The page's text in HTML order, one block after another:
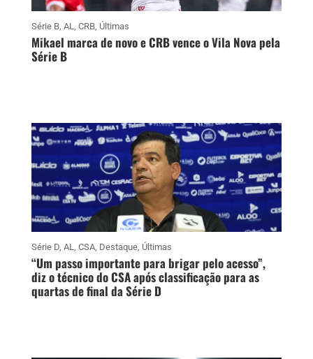
Série B, AL, CRB, Últimas
Mikael marca de novo e CRB vence o Vila Nova pela
Série B
Série D, AL, CSA, Destaque, Últimas
“Um passo importante para brigar pelo acesso”,
diz o técnico do CSA após classificação para as
quartas de final da Série D